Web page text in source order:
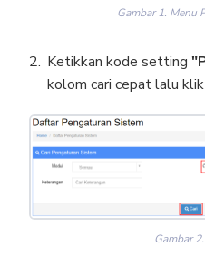
Gambar 1. Menu
Ketikkan kode setting
kolom cari cepat lalu klik
Gambar